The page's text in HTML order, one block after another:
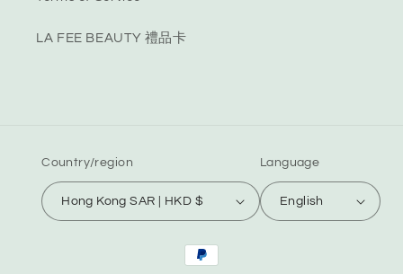
LA FEE BEAUTY 禮品卡
Country/region
Hong Kong SAR | HKD $
Language
English
Payment